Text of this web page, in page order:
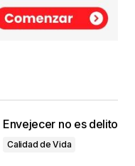
Envejecer no es delito
Calidad de Vida